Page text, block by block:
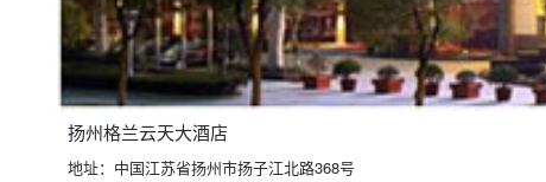
扬州格兰云天大酒店
地址：中国江苏省扬州市扬子江北路368号